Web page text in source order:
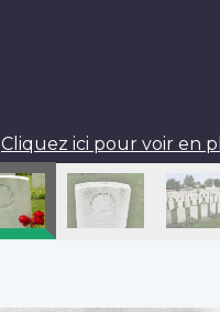
Cliquez ici pour voir en